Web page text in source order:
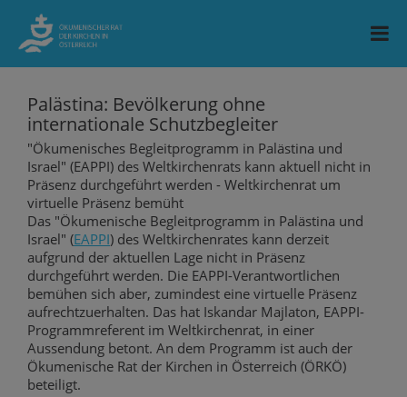
Palästina: Bevölkerung ohne
internationale Schutzbegleiter
"Ökumenisches Begleitprogramm in Palästina und
Israel" (EAPPI) des Weltkirchenrats kann aktuell nicht in
Präsenz durchgeführt werden - Weltkirchenrat um
virtuelle Präsenz bemüht
Das "Ökumenische Begleitprogramm in Palästina und
Israel" (EAPPI) des Weltkirchenrates kann derzeit
aufgrund der aktuellen Lage nicht in Präsenz
durchgeführt werden. Die EAPPI-Verantwortlichen
bemühen sich aber, zumindest eine virtuelle Präsenz
aufrechtzuerhalten. Das hat Iskandar Majlaton, EAPPI-
Programmreferent im Weltkirchenrat, in einer
Aussendung betont. An dem Programm ist auch der
Ökumenische Rat der Kirchen in Österreich (ÖRKÖ)
beteiligt.